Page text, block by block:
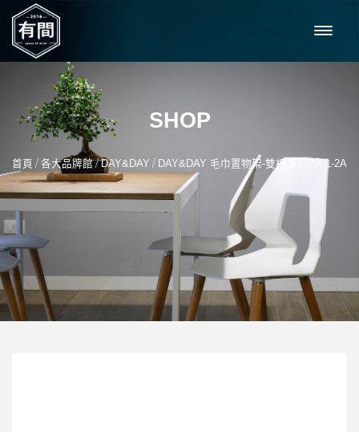
SHOP
首頁 / 各大品牌館/DAY&DAY / DAY&DAY 毛巾置物架-雙桿 ST2298L-2A